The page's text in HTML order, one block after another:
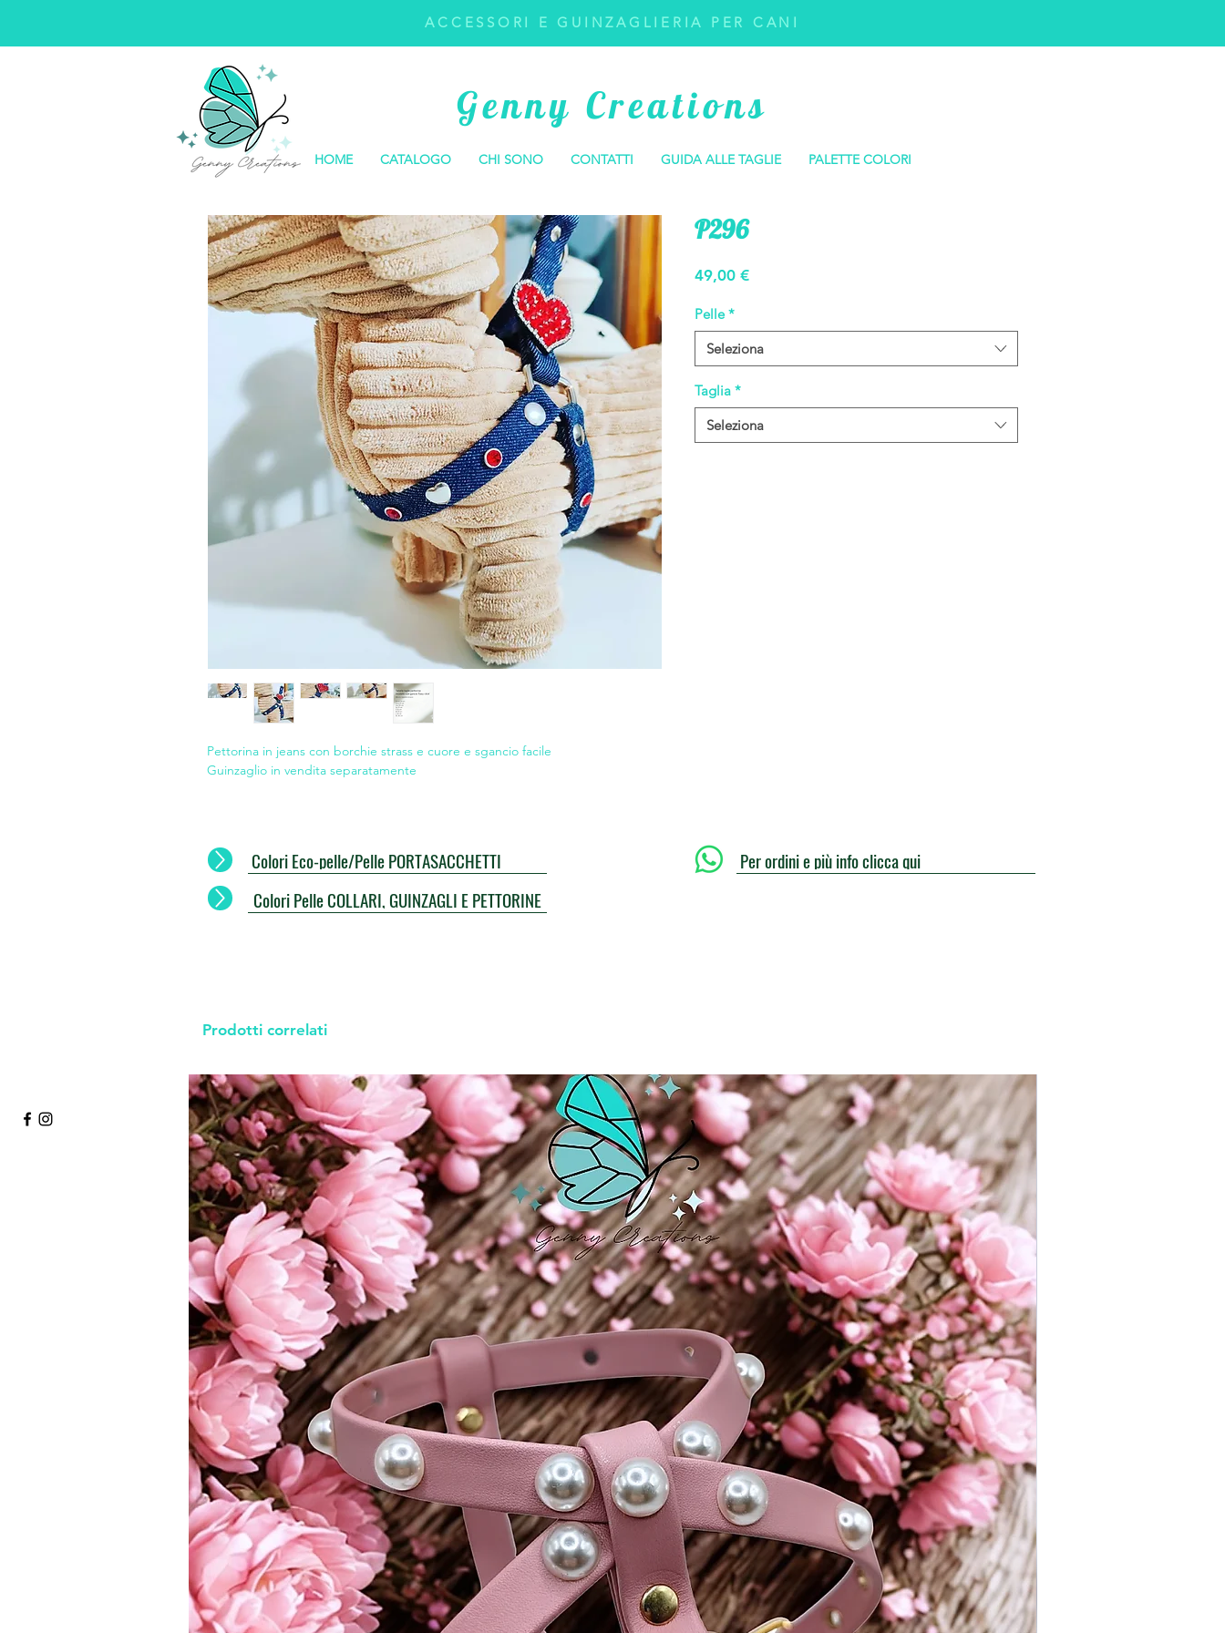
ACCESSORI E GUINZAGLIERIA PER CANI
Genny Creations
HOME CATALOGO CHI SONO CONTATTI GUIDA ALLE TAGLIE PALETTE COLORI
Pettorina in jeans con borchie strass e cuore e sgancio facile
Guinzaglio in vendita separatamente
P296
49,00 €Prezzo
Pelle *
Seleziona
Taglia *
Seleziona
Colori Eco-pelle/Pelle PORTASACCHETTI
Colori Pelle COLLARI, GUINZAGLI E PETTORINE
Per ordini e più info clicca qui
Prodotti correlati